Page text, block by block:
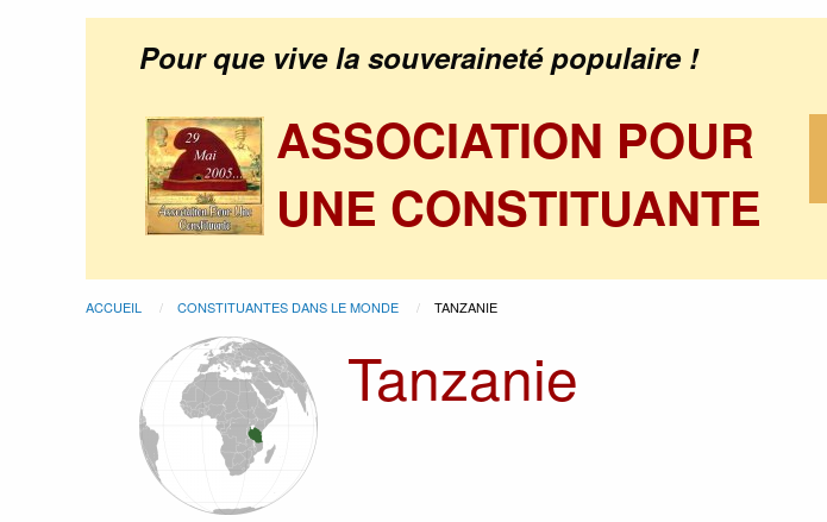
Pour que vive la souveraineté populaire !
ASSOCIATION POUR
UNE CONSTITUANTE
ACCUEIL CONSTITUANTES DANS LE MONDE TANZANIE
Tanzanie